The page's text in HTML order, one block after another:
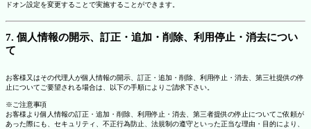
ドオン設定を変更することで実施することができます。
7. 個人情報の開示、訂正・追加・削除、利用停止・消去につい
て
お客様又はその代理人が個人情報の開示、訂正・追加・削除、利用停止・消去、第三社提供の停
止についてご要望される場合は、以下の手順によりご請求下さい。
※ご注意事項
お客様より個人情報の訂正・追加・削除、利用停止・消去、第三者提供の停止についてご依頼が
あった際にも、セキュリティ、不正行為防止、法規制の遵守といった正当な理由・目的により、